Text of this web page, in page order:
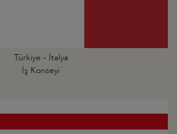
Türkiye - İtalya
İş Konseyi